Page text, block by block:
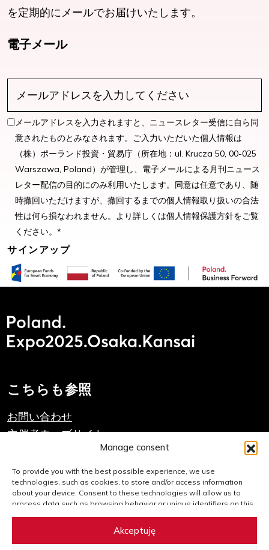
Manage consent
To provide you with the best possible experience, we use
technologies, such as cookies, to store and/or access information
about your device. Consent to these technologies will allow us to
process data such as browsing behavior or unique identifiers on this
affect certain features and functions.
Akceptuję
を定期的にメールでお届けいたします。
電子メール
メールアドレスを入力されますと、ニュースレター受信に自ら同
意されたものとみなされます。ご入力いただいた個人情報は
（株）ポーランド投資・貿易庁（所在地：ul. Krucza 50, 00-025
Warszawa, Poland）が管理し、電子メールによる月刊ニュース
レター配信の目的にのみ利用いたします。同意は任意であり、随
時撤回いただけますが、撤回するまでの個人情報取り扱いの合法
性は何ら損なわれません。より詳しくは個人情報保護方針をご覧
ください。*
こちらも参照
お問い合わせ
主催者ウェブサイト
PAIHのウェブサイト
重要なリンク
クッキーポリシー